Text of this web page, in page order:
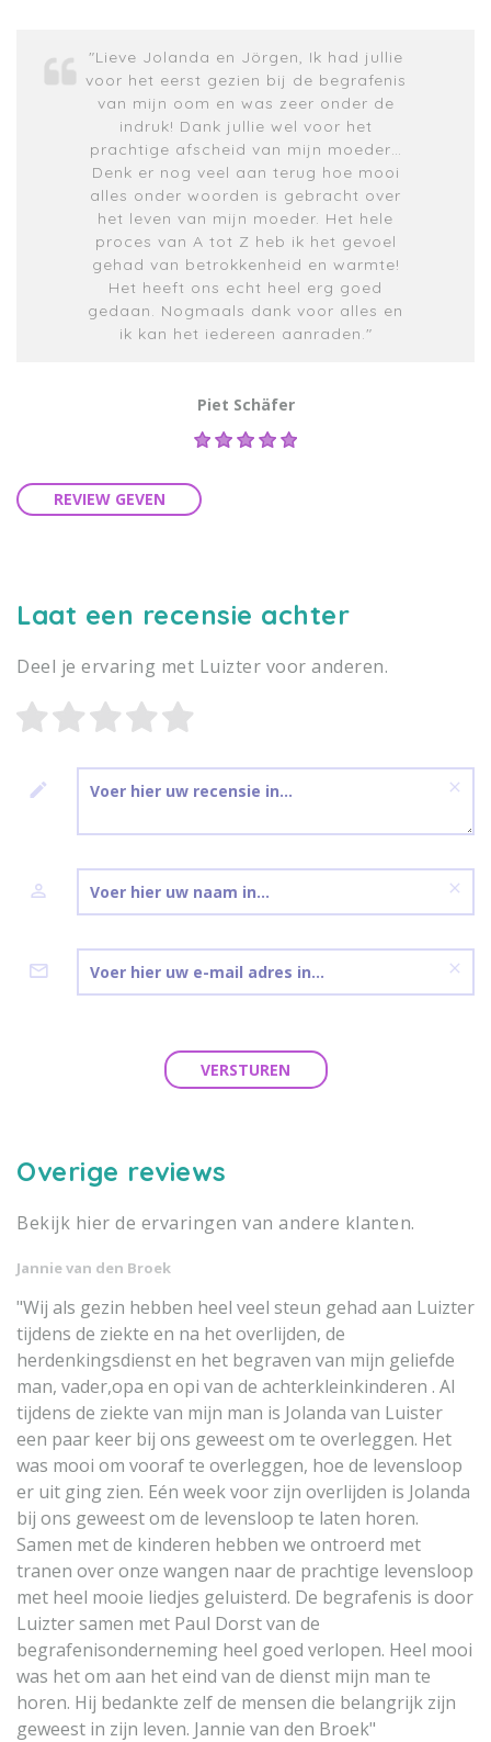
"Lieve Jolanda en Jörgen, Ik had jullie
voor het eerst gezien bij de begrafenis
van mijn oom en was zeer onder de
indruk! Dank jullie wel voor het
prachtige afscheid van mijn moeder…
Denk er nog veel aan terug hoe mooi
alles onder woorden is gebracht over
het leven van mijn moeder. Het hele
proces van A tot Z heb ik het gevoel
gehad van betrokkenheid en warmte!
Het heeft ons echt heel erg goed
gedaan. Nogmaals dank voor alles en
ik kan het iedereen aanraden."
Piet Schäfer
REVIEW GEVEN
Laat een recensie achter
Deel je ervaring met Luizter voor anderen.
VERSTUREN
Overige reviews
Bekijk hier de ervaringen van andere klanten.
Jannie van den Broek
"Wij als gezin hebben heel veel steun gehad aan Luizter
tijdens de ziekte en na het overlijden, de
herdenkingsdienst en het begraven van mijn geliefde
man, vader,opa en opi van de achterkleinkinderen . Al
tijdens de ziekte van mijn man is Jolanda van Luister
een paar keer bij ons geweest om te overleggen. Het
was mooi om vooraf te overleggen, hoe de levensloop
er uit ging zien. Eén week voor zijn overlijden is Jolanda
bij ons geweest om de levensloop te laten horen.
Samen met de kinderen hebben we ontroerd met
tranen over onze wangen naar de prachtige levensloop
met heel mooie liedjes geluisterd. De begrafenis is door
Luizter samen met Paul Dorst van de
begrafenisonderneming heel goed verlopen. Heel mooi
was het om aan het eind van de dienst mijn man te
horen. Hij bedankte zelf de mensen die belangrijk zijn
geweest in zijn leven. Jannie van den Broek"